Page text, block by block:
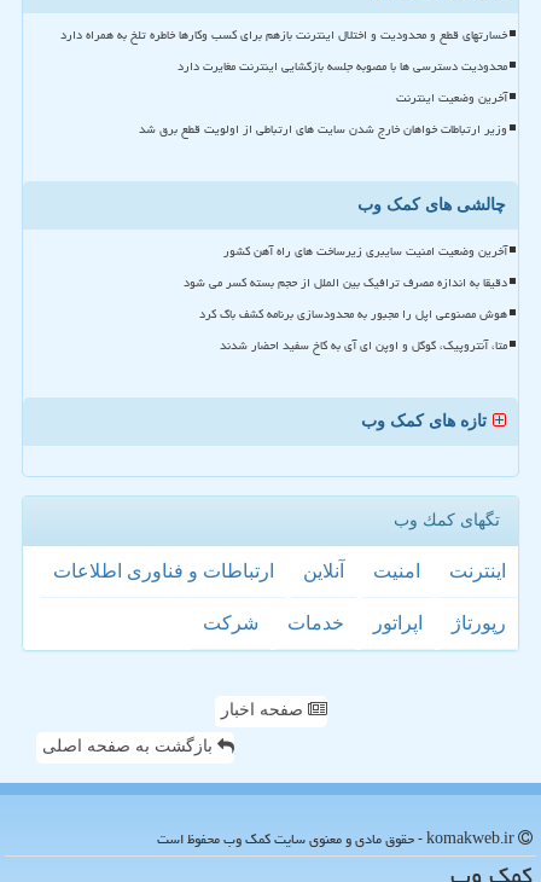
خسارتهای قطع و محدودیت و اختلال اینترنت بازهم برای کسب وکارها خاطره تلخ به همراه دارد
محدودیت دسترسی ها با مصوبه جلسه بازگشایی اینترنت مغایرت دارد
آخرین وضعیت اینترنت
وزیر ارتباطات خواهان خارج شدن سایت های ارتباطی از اولویت قطع برق شد
چالشی های کمک وب
آخرین وضعیت امنیت سایبری زیرساخت های راه آهن کشور
دقیقا به اندازه مصرف ترافیک بین الملل از حجم بسته کسر می شود
هوش مصنوعی اپل را مجبور به محدودسازی برنامه کشف باگ کرد
متا، آنتروپیک، گوگل و اوپن ای آی به کاخ سفید احضار شدند
تازه های کمک وب
تگهای كمك وب
اینترنت امنیت آنلاین ارتباطات و فناوری اطلاعات
رپورتاژ اپراتور خدمات شركت
صفحه اخبار
بازگشت به صفحه اصلی